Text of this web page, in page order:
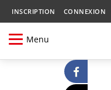
INSCRIPTION CONNEXION
Menu